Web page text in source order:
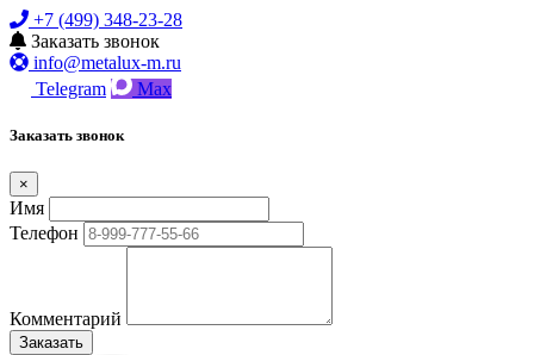
+7 (499) 348-23-28
Заказать звонок
info@metalux-m.ru
Telegram
Max
Заказать звонок
×
Имя
Телефон
Комментарий
Заказать